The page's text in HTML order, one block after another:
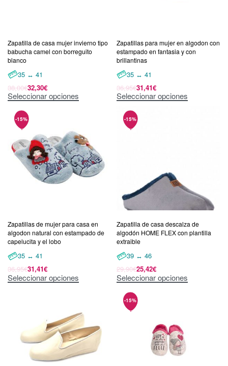
Zapatilla de casa mujer invierno tipo
babucha camel con borreguito
blanco
35 ↔ 41
38,00€32,30€
Seleccionar opciones
Zapatillas para mujer en algodon con
estampado en fantasia y con
brillantinas
35 ↔ 41
36,95€31,41€
Seleccionar opciones
Zapatillas de mujer para casa en
algodon natural con estampado de
capelucita y el lobo
35 ↔ 41
36,95€31,41€
Seleccionar opciones
Zapatilla de casa descalza de
algodón HOME FLEX con plantilla
extraible
39 ↔ 46
29,90€25,42€
Seleccionar opciones